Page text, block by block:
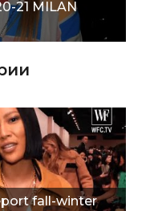
21 MILAN
fall-winter